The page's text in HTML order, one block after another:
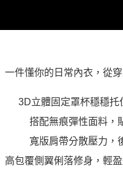
一件懂你的日常內衣，從
3D立體固定罩杯穩穩托
搭配無痕彈性面料，
寬版肩帶分散壓力，
高包覆側翼俐落修身，輕